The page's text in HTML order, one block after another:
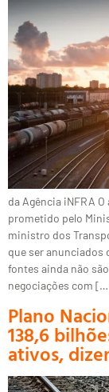
da Agência iNFRA
prometido pelo
ministro dos
que ser anunciados
fontes ainda não
negociações com
Plano
138,6
ativos,